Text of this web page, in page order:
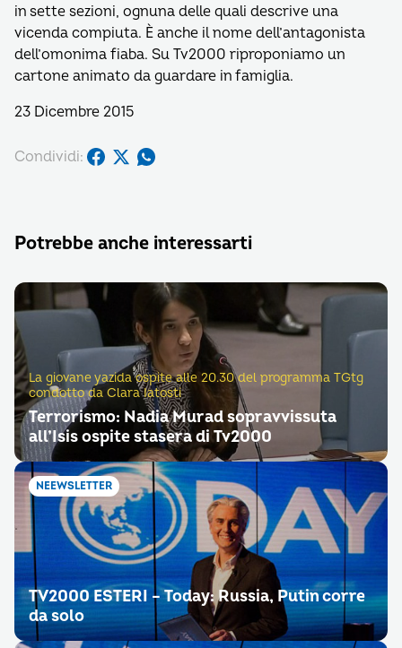
in sette sezioni, ognuna delle quali descrive una
vicenda compiuta. È anche il nome dell’antagonista
dell’omonima fiaba. Su Tv2000 riproponiamo un
cartone animato da guardare in famiglia.
23 Dicembre 2015
Condividi:
Potrebbe anche interessarti
La giovane yazida ospite alle 20.30 del programma TGtg
condotto da Clara Iatosti
Terrorismo: Nadia Murad sopravvissuta
all’Isis ospite stasera di Tv2000
NEEWSLETTER
TV2000 ESTERI – Today: Russia, Putin corre
da solo